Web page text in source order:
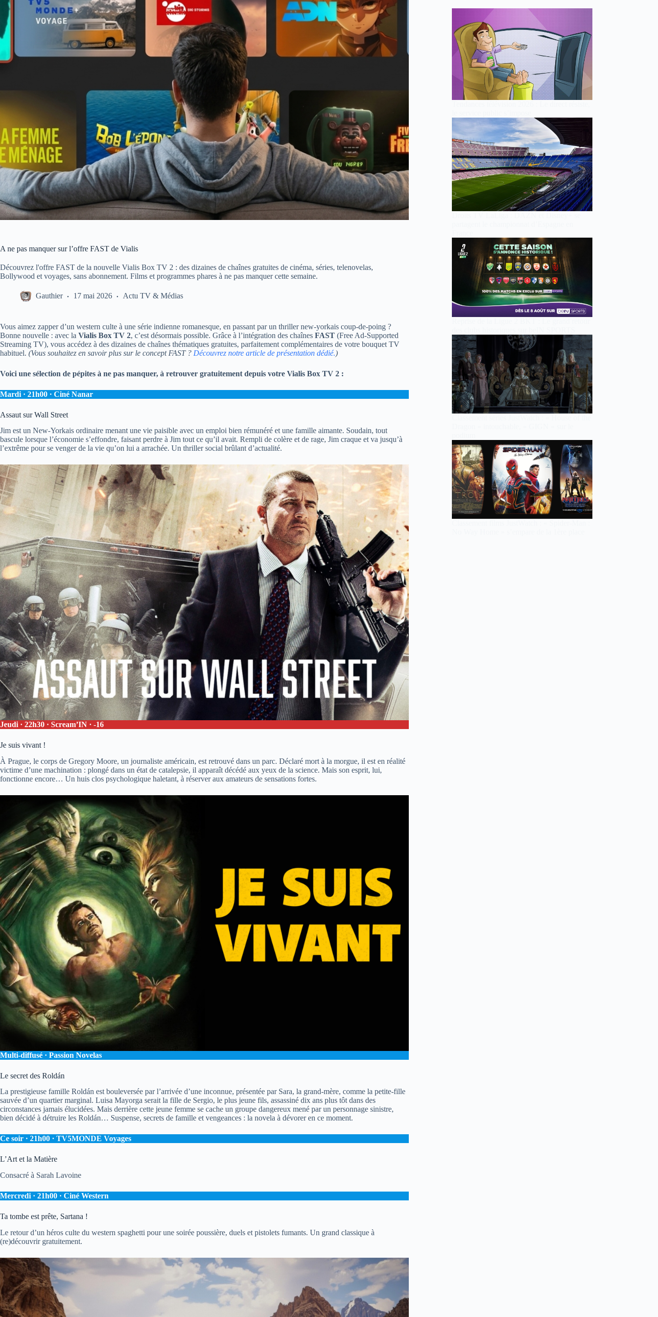
A ne pas manquer sur l’offre FAST de Vialis
Découvrez l'offre FAST de la nouvelle Vialis Box TV 2 : des dizaines de chaînes gratuites de cinéma, séries, telenovelas,
Bollywood et voyages, sans abonnement. Films et programmes phares à ne pas manquer cette semaine.
Gauthier 17 mai 2026 Actu TV & Médias
Vous aimez zapper d’un western culte à une série indienne romanesque, en passant par un thriller new-yorkais coup-de-poing ?
Bonne nouvelle : avec la Vialis Box TV 2, c’est désormais possible. Grâce à l’intégration des chaînes FAST (Free Ad-Supported
Streaming TV), vous accédez à des dizaines de chaînes thématiques gratuites, parfaitement complémentaires de votre bouquet TV
habituel. (Vous souhaitez en savoir plus sur le concept FAST ? Découvrez notre article de présentation dédié.)
Voici une sélection de pépites à ne pas manquer, à retrouver gratuitement depuis votre Vialis Box TV 2 :
Mardi · 21h00 · Ciné Nanar
Assaut sur Wall Street
Jim est un New-Yorkais ordinaire menant une vie paisible avec un emploi bien rémunéré et une famille aimante. Soudain, tout
bascule lorsque l’économie s’effondre, faisant perdre à Jim tout ce qu’il avait. Rempli de colère et de rage, Jim craque et va jusqu’à
l’extrême pour se venger de la vie qu’on lui a arrachée. Un thriller social brûlant d’actualité.
Jeudi · 22h30 · Scream’IN · -16
Je suis vivant !
À Prague, le corps de Gregory Moore, un journaliste américain, est retrouvé dans un parc. Déclaré mort à la morgue, il est en réalité
victime d’une machination : plongé dans un état de catalepsie, il apparaît décédé aux yeux de la science. Mais son esprit, lui,
fonctionne encore… Un huis clos psychologique haletant, à réserver aux amateurs de sensations fortes.
Multi-diffusé · Passion Novelas
Le secret des Roldán
La prestigieuse famille Roldán est bouleversée par l’arrivée d’une inconnue, présentée par Sara, la grand-mère, comme la petite-fille
sauvée d’un quartier marginal. Luisa Mayorga serait la fille de Sergio, le plus jeune fils, assassiné dix ans plus tôt dans des
circonstances jamais élucidées. Mais derrière cette jeune femme se cache un groupe dangereux mené par un personnage sinistre,
bien décidé à détruire les Roldán… Suspense, secrets de famille et vengeances : la novela à dévorer en ce moment.
Ce soir · 21h00 · TV5MONDE Voyages
L’Art et la Matière
Consacré à Sarah Lavoine
Mercredi · 21h00 · Ciné Western
Ta tombe est prête, Sartana !
Le retour d’un héros culte du western spaghetti pour une soirée poussière, duels et pistolets fumants. Un grand classique à
(re)découvrir gratuitement.